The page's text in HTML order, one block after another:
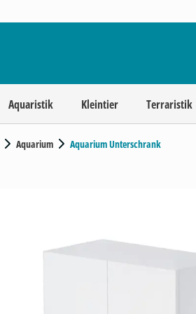
Aquaristik Kleintier Terraristik
Aquarium Aquarium Unterschrank